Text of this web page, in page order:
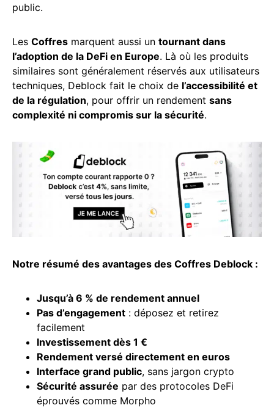
public.
Les Coffres marquent aussi un tournant dans
l’adoption de la DeFi en Europe. Là où les produits
similaires sont généralement réservés aux utilisateurs
techniques, Deblock fait le choix de l’accessibilité et
de la régulation, pour offrir un rendement sans
complexité ni compromis sur la sécurité.
Notre résumé des avantages des Coffres Deblock :
Jusqu’à 6 % de rendement annuel
Pas d’engagement : déposez et retirez
facilement
Investissement dès 1 €
Rendement versé directement en euros
Interface grand public, sans jargon crypto
Sécurité assurée par des protocoles DeFi
éprouvés comme Morpho